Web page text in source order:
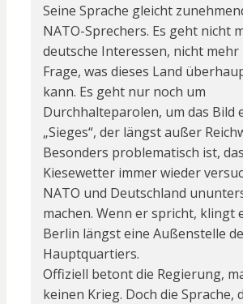
Seine Sprache gleicht
NATO-Sprechers. Es geht nicht
deutsche Interessen, nicht mehr
Frage, was dieses Land
kann. Es geht nur noch um
Durchhalteparolen, um das Bild
„Sieges“, der längst außer
Besonders problematisch ist,
Kiesewetter immer wieder
NATO und Deutschland
machen. Wenn er spricht, klingt
Berlin längst eine Außenstelle
Hauptquartiers.
Offiziell betont die Regierung,
keinen Krieg. Doch die Sprache,